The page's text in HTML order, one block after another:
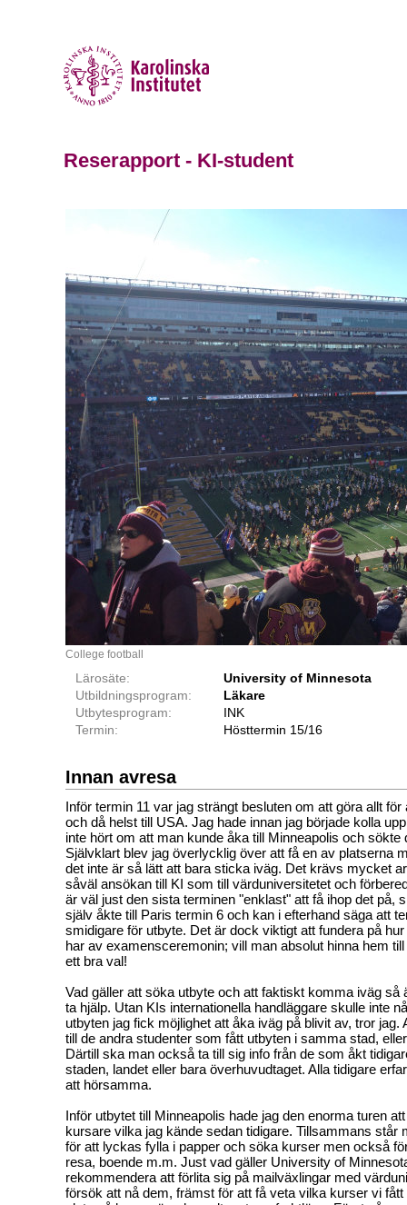
Reserapport - KI-student
College football
Lärosäte:
University of Minnesota
Utbildningsprogram:
Läkare
Utbytesprogram:
INK
Termin:
Hösttermin 15/16
Innan avresa
Inför termin 11 var jag strängt besluten om att göra allt för
och då helst till USA. Jag hade innan jag började kolla
inte hört om att man kunde åka till Minneapolis och sökte
Självklart blev jag överlycklig över att få en av platserna
det inte är så lätt att bara sticka iväg. Det krävs mycket
såväl ansökan till KI som till värduniversitetet och
är väl just den sista terminen "enklast" att få ihop det på,
själv åkte till Paris termin 6 och kan i efterhand säga att
smidigare för utbyte. Det är dock viktigt att fundera på
har av examensceremonin; vill man absolut hinna hem
ett bra val!
Vad gäller att söka utbyte och att faktiskt komma iväg så
ta hjälp. Utan KIs internationella handläggare skulle inte
utbyten jag fick möjlighet att åka iväg på blivit av, tror jag.
till de andra studenter som fått utbyten i samma stad,
Därtill ska man också ta till sig info från de som åkt
staden, landet eller bara överhuvudtaget. Alla tidigare
att hörsamma.
Inför utbytet till Minneapolis hade jag den enorma turen
kursare vilka jag kände sedan tidigare. Tillsammans står
för att lyckas fylla i papper och söka kurser men också
resa, boende m.m. Just vad gäller University of
rekommendera att förlita sig på mailväxlingar med
försök att nå dem, främst för att få veta vilka kurser vi fått